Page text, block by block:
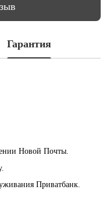
Гарантия
Новой Почты.
Приватбанк.